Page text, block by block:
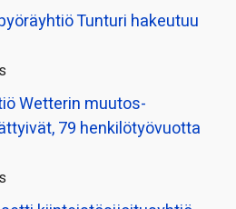
Tunturi hakeutuu
Wetterin muutos­
79 henkilö­työvuotta